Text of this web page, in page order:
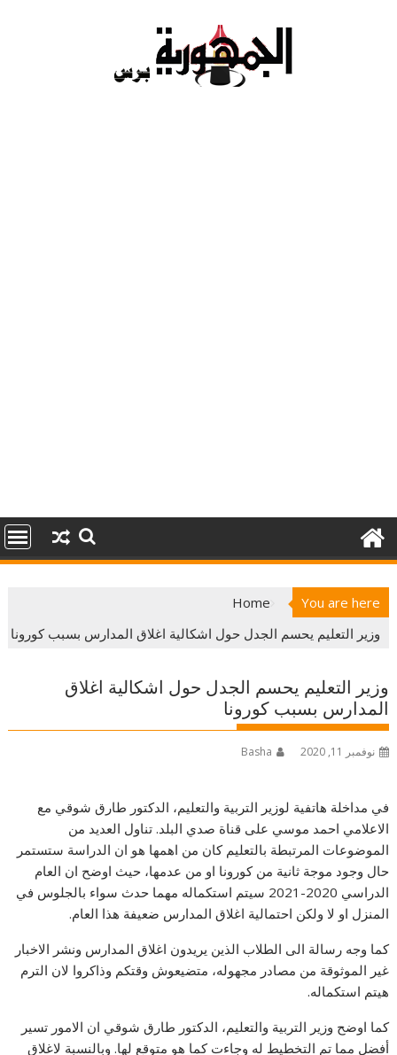
You are here
Home
وزير التعليم يحسم الجدل حول اشكالية اغلاق المدارس بسبب كورونا
وزير التعليم يحسم الجدل حول اشكالية اغلاق
المدارس بسبب كورونا
نوفمبر 11, 2020 Basha
في مداخلة هاتفية لوزير التربية والتعليم، الدكتور طارق شوقي مع
الاعلامي احمد موسي على قناة صدي البلد. تناول العديد من
الموضوعات المرتبطة بالتعليم كان من اهمها هو ان الدراسة ستستمر
حال وجود موجة ثانية من كورونا او من عدمها، حيث اوضح ان العام
الدراسي 2020-2021 سيتم استكماله مهما حدث سواء بالجلوس في
المنزل او لا ولكن احتمالية اغلاق المدارس ضعيفة هذا العام.
كما وجه رسالة الى الطلاب الذين يريدون اغلاق المدارس ونشر الاخبار
غير الموثوقة من مصادر مجهوله، متضيعوش وقتكم وذاكروا لان الترم
هيتم استكماله.
كما اوضح وزير التربية والتعليم، الدكتور طارق شوقي ان الامور تسير
أفضل مما تم التخطيط له وجاءت كما هو متوقع لها. وبالنسبة لاغلاق